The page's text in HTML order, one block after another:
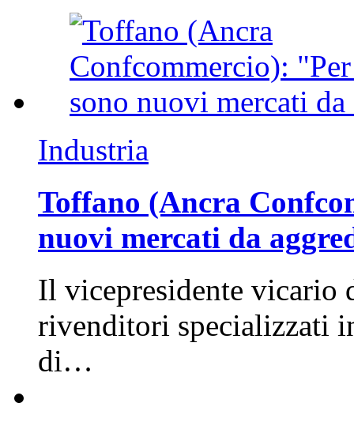
Industria
Toffano (Ancra
nuovi mercati da
Il vicepresidente vicario
rivenditori specializzati
di…